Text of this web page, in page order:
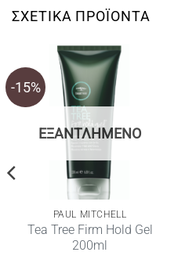
ΣΧΕΤΙΚΆ ΠΡΟΪΌΝΤΑ
-15%
ΕΞΑΝΤΛΗΜΈΝΟ
PAUL MITCHELL
Tea Tree Firm Hold Gel
200ml